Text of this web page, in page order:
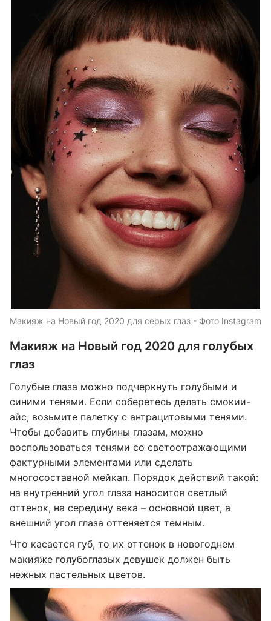
Макияж на Новый год 2020 для серых глаз - Фото Instagram
Макияж на Новый год 2020 для голубых
глаз
Голубые глаза можно подчеркнуть голубыми и
синими тенями. Если соберетесь делать смокии-
айс, возьмите палетку с антрацитовыми тенями.
Чтобы добавить глубины глазам, можно
воспользоваться тенями со светоотражающими
фактурными элементами или сделать
многосоставной мейкап. Порядок действий такой:
на внутренний угол глаза наносится светлый
оттенок, на середину века – основной цвет, а
внешний угол глаза оттеняется темным.
Что касается губ, то их оттенок в новогоднем
макияже голубоглазых девушек должен быть
нежных пастельных цветов.